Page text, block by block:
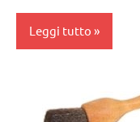
Leggi tutto
dell'ambiente